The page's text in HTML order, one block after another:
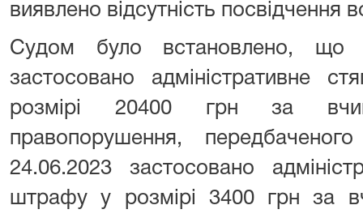
виявлено відсутність посвідчення
Судом було встановлено,
застосовано адміністративне
розмірі 20400 грн за
правопорушення,
24.06.2023 застосовано
штрафу у розмірі 3400 грн за